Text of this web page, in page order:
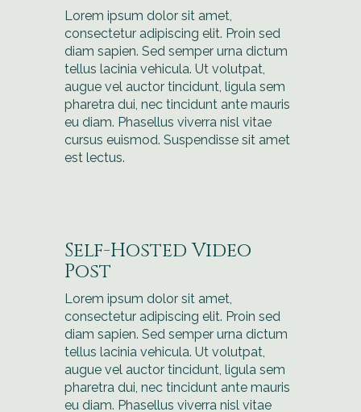
Lorem ipsum dolor sit amet,
consectetur adipiscing elit. Proin sed
diam sapien. Sed semper urna dictum
tellus lacinia vehicula. Ut volutpat,
augue vel auctor tincidunt, ligula sem
pharetra dui, nec tincidunt ante mauris
eu diam. Phasellus viverra nisl vitae
cursus euismod. Suspendisse sit amet
est lectus.
Self-Hosted Video
Post
Lorem ipsum dolor sit amet,
consectetur adipiscing elit. Proin sed
diam sapien. Sed semper urna dictum
tellus lacinia vehicula. Ut volutpat,
augue vel auctor tincidunt, ligula sem
pharetra dui, nec tincidunt ante mauris
eu diam. Phasellus viverra nisl vitae